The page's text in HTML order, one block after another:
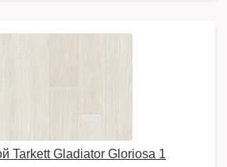
Tarkett Gladiator Gloriosa 1